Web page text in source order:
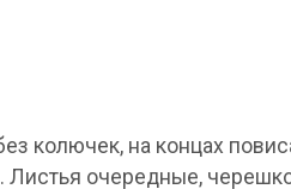
колючек, на концах
очередные,